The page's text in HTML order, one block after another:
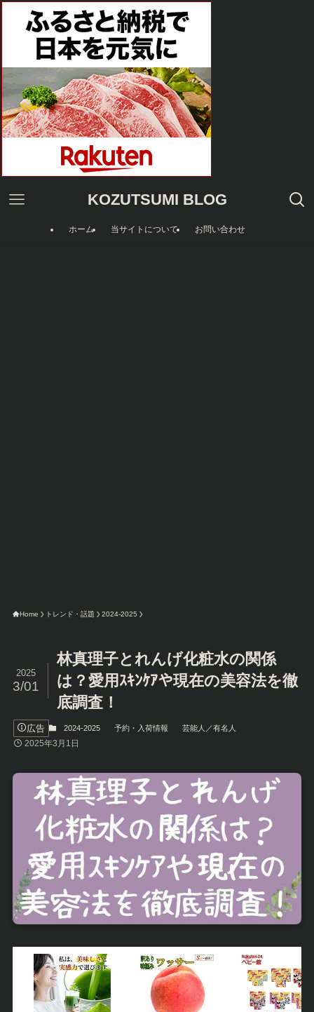
KOZUTSUMI BLOG
ホーム 当サイトについて お問い合わせ
Home トレンド・話題 2024-2025
林真理子とれんげ化粧水の関係
は？愛用ｽｷﾝｹｱや現在の美容法を徹
底調査！
2025
3/01
広告 2024-2025 予約・入荷情報 芸能人／有名人
2025年3月1日